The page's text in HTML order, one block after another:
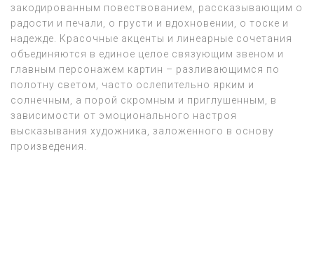
закодированным повествованием, рассказывающим о
радости и печали, о грусти и вдохновении, о тоске и
надежде. Красочные акценты и линеарные сочетания
объединяются в единое целое связующим звеном и
главным персонажем картин – разливающимся по
полотну светом, часто ослепительно ярким и
солнечным, а порой скромным и приглушенным, в
зависимости от эмоционального настроя
высказывания художника, заложенного в основу
произведения.